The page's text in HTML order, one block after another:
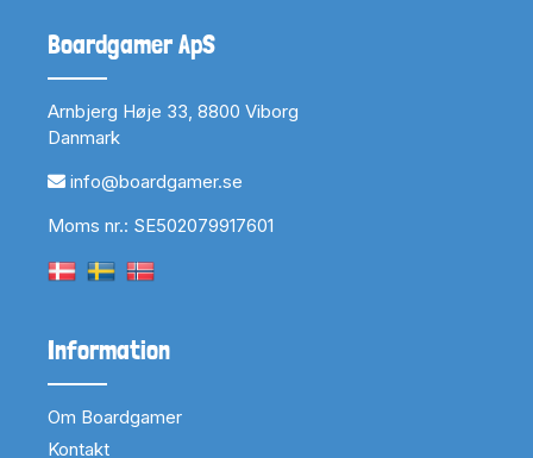
Boardgamer ApS
Arnbjerg Høje 33, 8800 Viborg
Danmark
info@boardgamer.se
Moms nr.: SE502079917601
Information
Om Boardgamer
Kontakt